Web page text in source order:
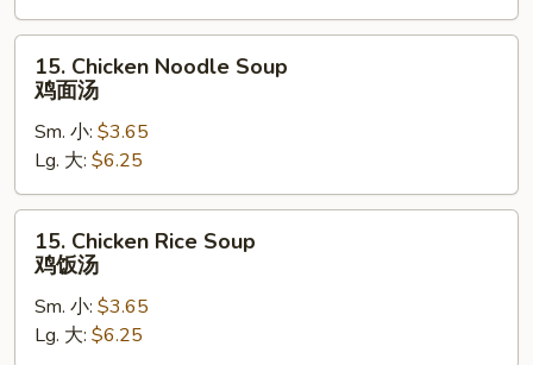
花
汤
Chicken
Noodle
Soup
面
汤
15. Chicken Noodle Soup
鸡面汤
Sm. 小: $3.65
Lg. 大: $6.25
Chicken
Rice
Soup
15. Chicken Rice Soup
鸡饭汤
Sm. 小: $3.65
Lg. 大: $6.25